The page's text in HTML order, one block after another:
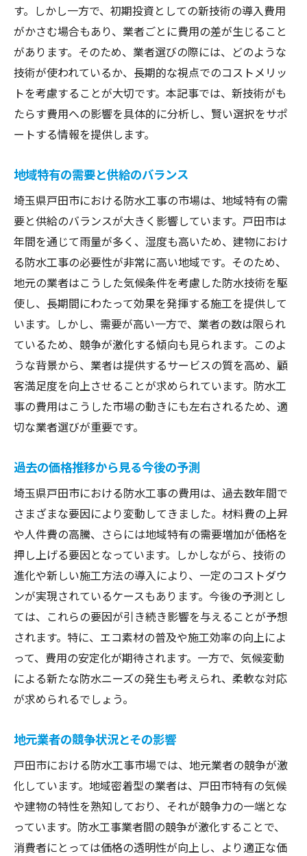
す。しかし一方で、初期投資としての新技術の導入費用
がかさむ場合もあり、業者ごとに費用の差が生じること
があります。そのため、業者選びの際には、どのような
技術が使われているか、長期的な視点でのコストメリッ
トを考慮することが大切です。本記事では、新技術がも
たらす費用への影響を具体的に分析し、賢い選択をサポ
ートする情報を提供します。
地域特有の需要と供給のバランス
埼玉県戸田市における防水工事の市場は、地域特有の需
要と供給のバランスが大きく影響しています。戸田市は
年間を通じて雨量が多く、湿度も高いため、建物におけ
る防水工事の必要性が非常に高い地域です。そのため、
地元の業者はこうした気候条件を考慮した防水技術を駆
使し、長期間にわたって効果を発揮する施工を提供して
います。しかし、需要が高い一方で、業者の数は限られ
ているため、競争が激化する傾向も見られます。このよ
うな背景から、業者は提供するサービスの質を高め、顧
客満足度を向上させることが求められています。防水工
事の費用はこうした市場の動きにも左右されるため、適
切な業者選びが重要です。
過去の価格推移から見る今後の予測
埼玉県戸田市における防水工事の費用は、過去数年間で
さまざまな要因により変動してきました。材料費の上昇
や人件費の高騰、さらには地域特有の需要増加が価格を
押し上げる要因となっています。しかしながら、技術の
進化や新しい施工方法の導入により、一定のコストダウ
ンが実現されているケースもあります。今後の予測とし
ては、これらの要因が引き続き影響を与えることが予想
されます。特に、エコ素材の普及や施工効率の向上によ
って、費用の安定化が期待されます。一方で、気候変動
による新たな防水ニーズの発生も考えられ、柔軟な対応
が求められるでしょう。
地元業者の競争状況とその影響
戸田市における防水工事市場では、地元業者の競争が激
化しています。地域密着型の業者は、戸田市特有の気候
や建物の特性を熟知しており、それが競争力の一端とな
っています。防水工事業者間の競争が激化することで、
消費者にとっては価格の透明性が向上し、より適正な価